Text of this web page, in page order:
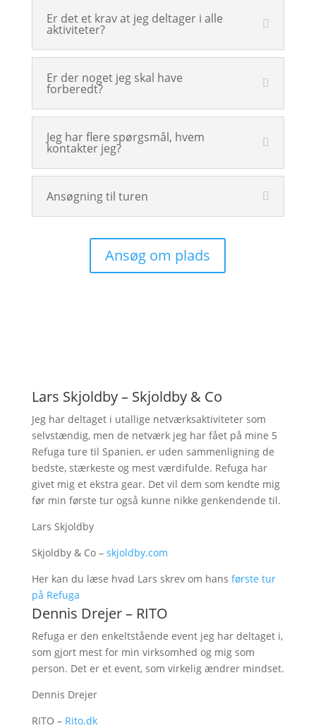
Er det et krav at jeg deltager i alle
aktiviteter?
Er der noget jeg skal have
forberedt?
Jeg har flere spørgsmål, hvem
kontakter jeg?
Ansøgning til turen
Ansøg om plads
Lars Skjoldby – Skjoldby & Co
Jeg har deltaget i utallige netværksaktiviteter som
selvstændig, men de netværk jeg har fået på mine 5
Refuga ture til Spanien, er uden sammenligning de
bedste, stærkeste og mest værdifulde. Refuga har
givet mig et ekstra gear. Det vil dem som kendte mig
før min første tur også kunne nikke genkendende til.
Lars Skjoldby
Skjoldby & Co – skjoldby.com
Her kan du læse hvad Lars skrev om hans første tur
på Refuga
Dennis Drejer – RITO
Refuga er den enkeltstående event jeg har deltaget i,
som gjort mest for min virksomhed og mig som
person. Det er et event, som virkelig ændrer mindset.
Dennis Drejer
RITO – Rito.dk